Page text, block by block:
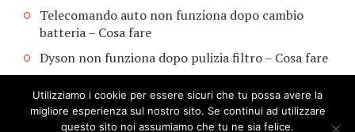
Telecomando auto non funziona dopo cambio
batteria​ – Cosa fare
Dyson non funziona dopo pulizia filtro​ – Cosa fare
Utilizziamo i cookie per essere sicuri che tu possa avere la
migliore esperienza sul nostro sito. Se continui ad utilizzare
questo sito noi assumiamo che tu ne sia felice.